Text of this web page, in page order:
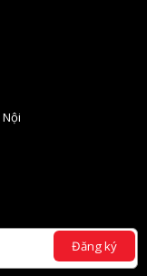
Nội
Đăng ký